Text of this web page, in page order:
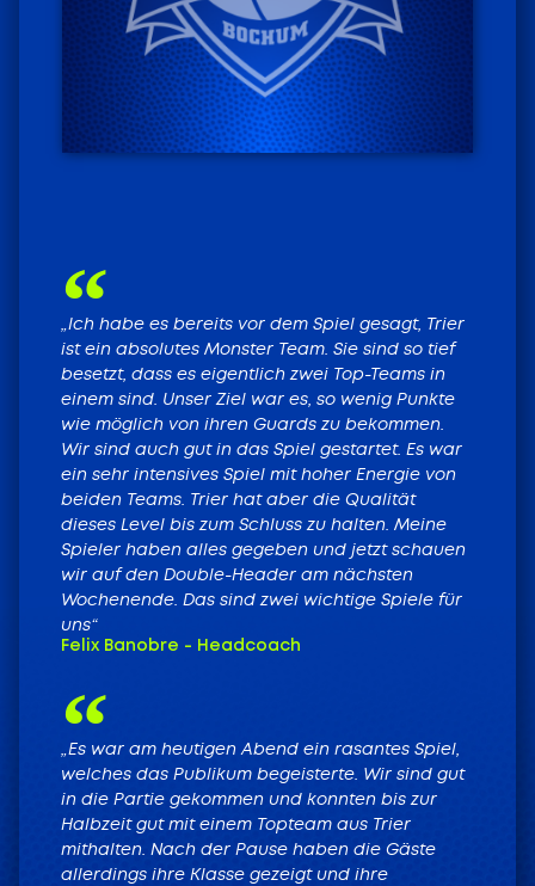
HEIMSPIELE
Tickets
„Ich habe es bereits vor dem Spiel gesagt, Trier
ist ein absolutes Monster Team. Sie sind so tief
besetzt, dass es eigentlich zwei Top-Teams in
einem sind. Unser Ziel war es, so wenig Punkte
wie möglich von ihren Guards zu bekommen.
Wir sind auch gut in das Spiel gestartet. Es war
ein sehr intensives Spiel mit hoher Energie von
beiden Teams. Trier hat aber die Qualität
dieses Level bis zum Schluss zu halten. Meine
Spieler haben alles gegeben und jetzt schauen
wir auf den Double-Header am nächsten
Wochenende. Das sind zwei wichtige Spiele für
uns“
Felix Banobre - Headcoach
„Es war am heutigen Abend ein rasantes Spiel,
welches das Publikum begeisterte. Wir sind gut
in die Partie gekommen und konnten bis zur
Halbzeit gut mit einem Topteam aus Trier
mithalten. Nach der Pause haben die Gäste
allerdings ihre Klasse gezeigt und ihre